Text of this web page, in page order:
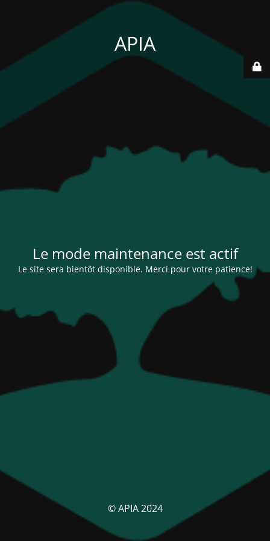
APIA
Le mode maintenance est actif
Le site sera bientôt disponible. Merci pour votre patience!
© APIA 2024